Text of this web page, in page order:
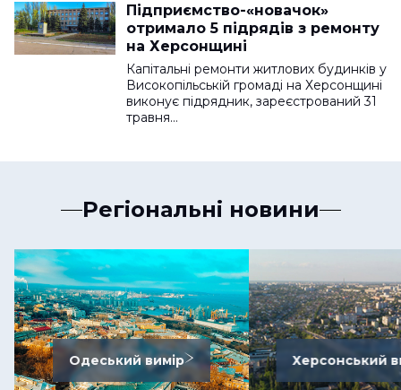
Підприємство-«новачок»
отримало 5 підрядів з ремонту
на Херсонщині
Капітальні ремонти житлових будинків у
Високопільській громаді на Херсонщині
виконує підрядник, зареєстрований 31
травня…
Регіональні новини
Одеський вимір Херсонський